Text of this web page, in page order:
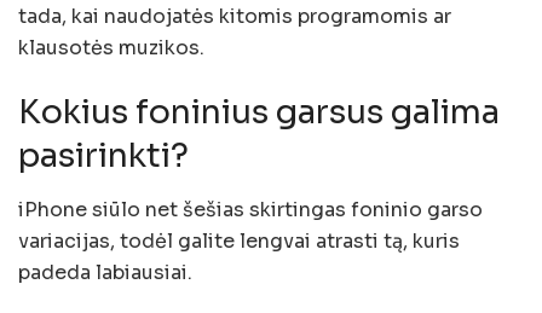
tada, kai naudojatės kitomis programomis ar
klausotės muzikos.
Kokius foninius garsus galima
pasirinkti?
iPhone siūlo net šešias skirtingas foninio garso
variacijas, todėl galite lengvai atrasti tą, kuris
padeda labiausiai.